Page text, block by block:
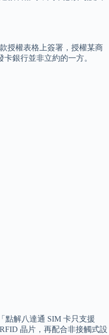
授權表格上簽署，授權某商
銀行並非立約的一方。
點解八達通 SIM 卡只支援
晶片，再配合非接觸式設